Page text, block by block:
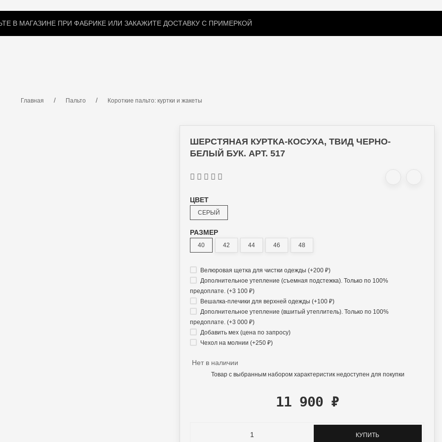
В МАГАЗИНЕ ПРИ ФАБРИКЕ ИЛИ ЗАКАЖИТЕ ДОСТАВКУ С ПРИМЕРКОЙ
Главная Пальто Короткие пальто: куртки и жакеты
ШЕРСТЯНАЯ КУРТКА-КОСУХА, ТВИД ЧЕРНО-
БЕЛЫЙ БУК. АРТ. 517
ЦВЕТ
СЕРЫЙ
РАЗМЕР
40 42 44 46 48
Велюровая щетка для чистки одежды (+200₽)
Дополнительное утепление (съемная подстежка). Только по 100%
предоплате. (+3 100₽)
Вешалка-плечики для верхней одежды (+100₽)
Дополнительное утепление (вшитый утеплитель). Только по 100%
предоплате. (+3 000₽)
Добавить мех (цена по запросу)
Чехол на молнии (+250₽)
Нет в наличии
Товар с выбранным набором характеристик недоступен для покупки
11 900 ₽
КУПИТЬ